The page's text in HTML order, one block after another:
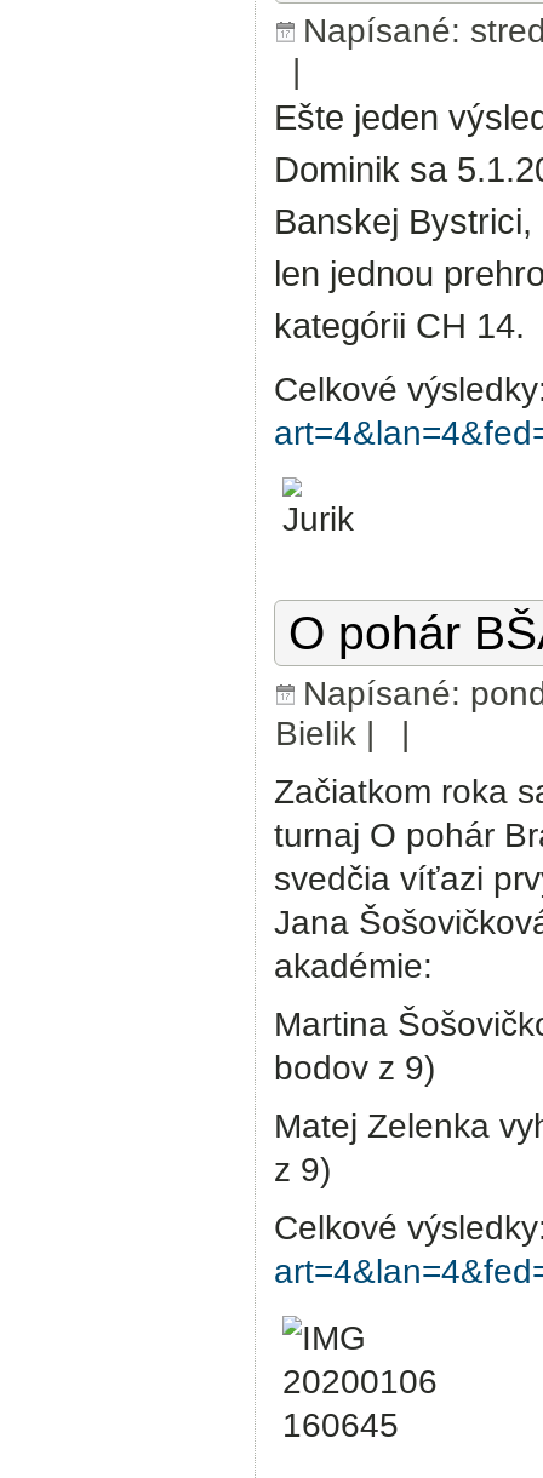
Napísané:
|
Ešte jeden
Dominik sa
Banskej
len jednou
kategórii CH 14.
Celkové
O pohár
Napísané:
Bielik |
|
Začiatkom roka
turnaj O pohár
svedčia víťazi
Jana
akadémie:
Martina
bodov z 9)
Matej Zelenka
z 9)
Celkové